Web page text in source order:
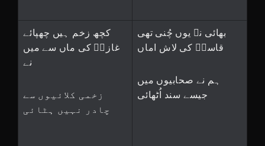
کچھ زخم ہیں چھپائے
غازیؑ کی ماں سے میں
نے
زخمی کلائیوں سے
چادر نہیں ہٹائی
بھائی نے یوں چُنی تھی
قاسمؑ کی لاش اماں
ہم نے صحابیوں میں
جیسے سند اُٹھائی